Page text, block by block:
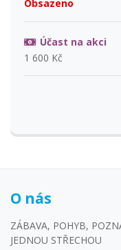
Obsazeno
Účast na akci
1 600 Kč
O nás
ZÁBAVA, POHYB,
JEDNOU STŘECHOU